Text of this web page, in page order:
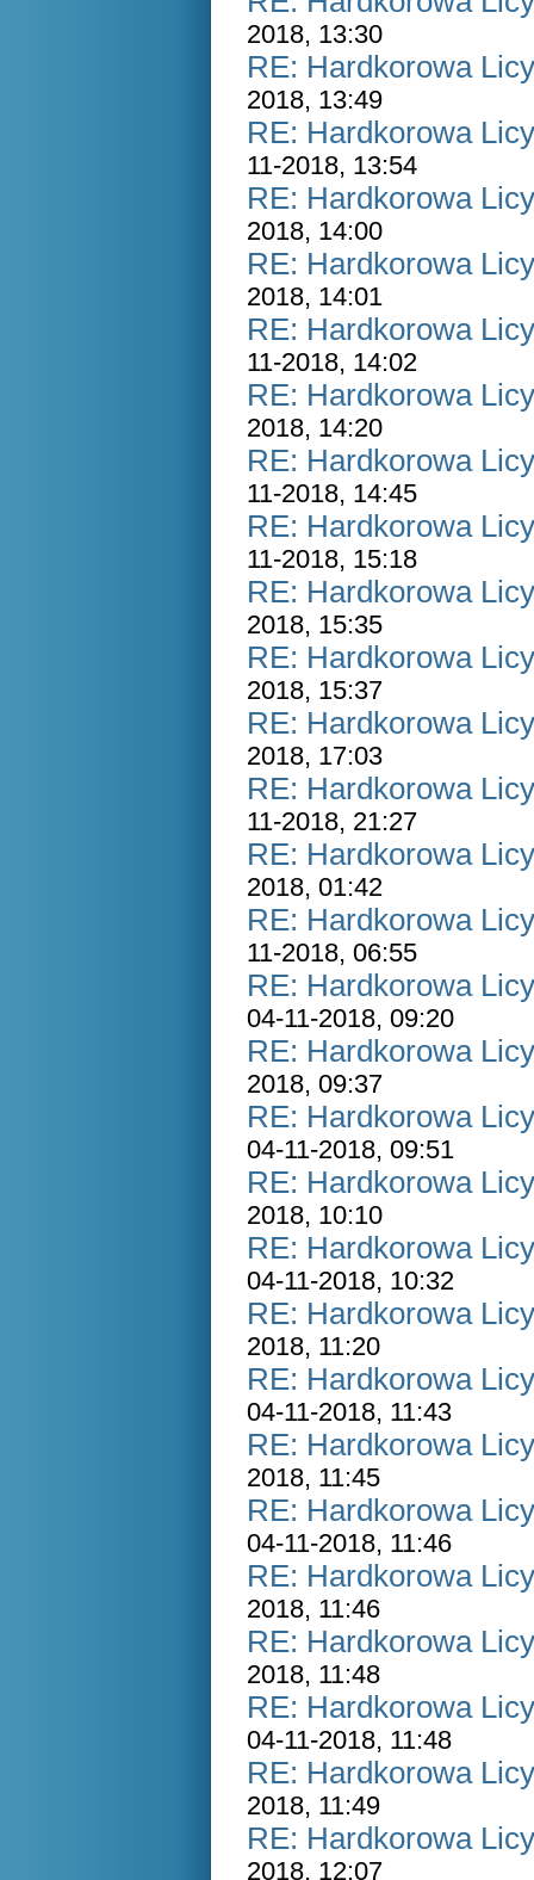
2018, 13:30
RE: Hardkorowa
2018, 13:49
RE: Hardkorowa
11-2018, 13:54
RE: Hardkorowa
2018, 14:00
RE: Hardkorowa
2018, 14:01
RE: Hardkorowa
11-2018, 14:02
RE: Hardkorowa
2018, 14:20
RE: Hardkorowa
11-2018, 14:45
RE: Hardkorowa
11-2018, 15:18
RE: Hardkorowa
2018, 15:35
RE: Hardkorowa
2018, 15:37
RE: Hardkorowa
2018, 17:03
RE: Hardkorowa
11-2018, 21:27
RE: Hardkorowa
2018, 01:42
RE: Hardkorowa
11-2018, 06:55
RE: Hardkorowa
04-11-2018, 09:20
RE: Hardkorowa
2018, 09:37
RE: Hardkorowa
04-11-2018, 09:51
RE: Hardkorowa
2018, 10:10
RE: Hardkorowa
04-11-2018, 10:32
RE: Hardkorowa
2018, 11:20
RE: Hardkorowa
04-11-2018, 11:43
RE: Hardkorowa
2018, 11:45
RE: Hardkorowa
04-11-2018, 11:46
RE: Hardkorowa
2018, 11:46
RE: Hardkorowa
2018, 11:48
RE: Hardkorowa
04-11-2018, 11:48
RE: Hardkorowa
2018, 11:49
RE: Hardkorowa
2018, 12:07